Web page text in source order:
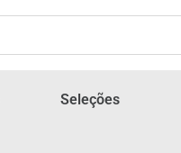
Seleções